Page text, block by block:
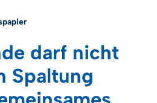
darf nicht
Spaltung